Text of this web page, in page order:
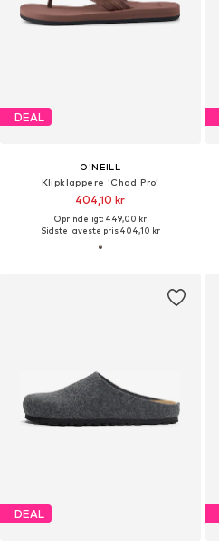
DEAL
O'NEILL
Klipklappere 'Chad Pro'
404,10 kr
Oprindeligt: 449,00 kr
Sidste laveste pris:404,10 kr
DEAL